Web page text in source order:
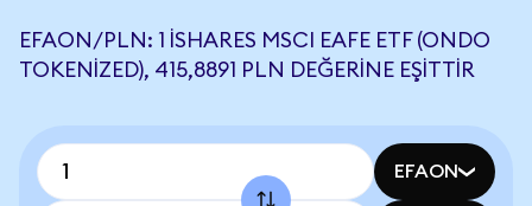
EFAON/PLN: 1 ISHARES MSCI EAFE ETF (ONDO
TOKENIZED), 415,8891 PLN DEĞERINE EŞITTIR
EFAON